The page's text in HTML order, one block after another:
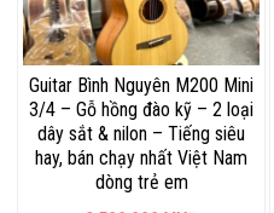
Guitar Bình Nguyên M200 Mini
3/4 – Gỗ hồng đào kỹ – 2 loại
dây sắt & nilon – Tiếng siêu
hay, bán chạy nhất Việt Nam
dòng trẻ em